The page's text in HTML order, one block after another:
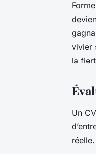
vivier
la
Un
réelle.